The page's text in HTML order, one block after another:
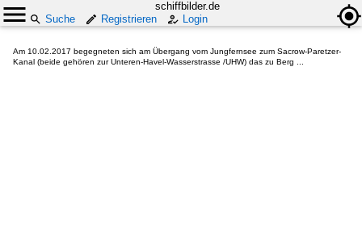
schiffbilder.de
Suche
Registrieren Login
Am 10.02.2017 begegneten sich am Übergang vom Jungfernsee zum Sacrow-Paretzer-
Kanal (beide gehören zur Unteren-Havel-Wasserstrasse /UHW) das zu Berg ...